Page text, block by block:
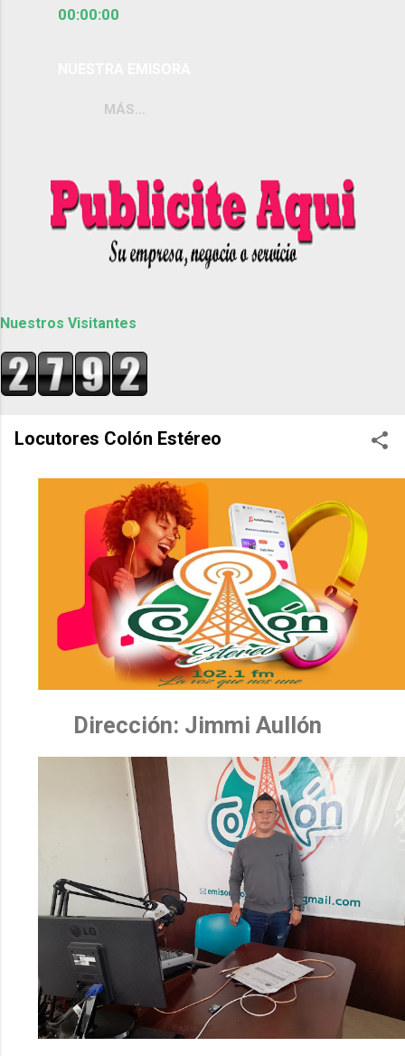
00:00:00
MÁS…
Nuestros Visitantes
Locutores Colón Estéreo
Dirección: Jimmi Aullón